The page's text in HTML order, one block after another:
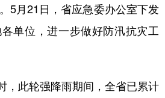
兴 银龄 溯源中国
能源 会展
路 亚太网 上市公司
5月21日，省应急委办公室下发
单位，进一步做好防汛抗灾工
此轮强降雨期间，全省已累计